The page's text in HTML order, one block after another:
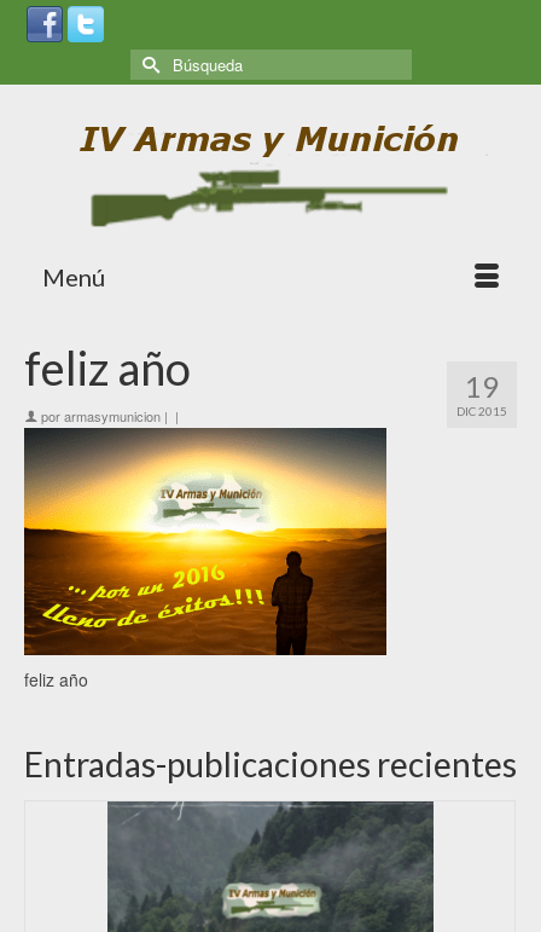
Menú
19
DIC 2015
feliz año
porarmasymunicion | |
feliz año
Entradas-publicaciones recientes